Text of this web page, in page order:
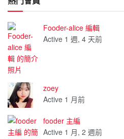
Fooder-alice 編輯
Active 1 週, 4 天前
zoey
Active 1 月前
fooder 主編
Active 1 月, 2 週前